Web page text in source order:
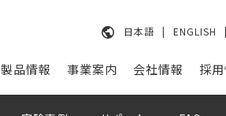
日本語 ENGLISH
製品情報 事業案内 会社情報 採